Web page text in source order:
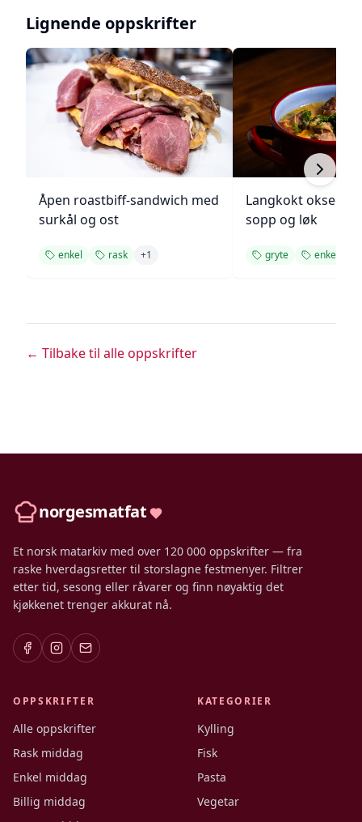
Lignende oppskrifter
Åpen roastbiff-sandwich med
surkål og ost
enkel rask +1
Langkokt
sopp og løk
gryte enkel
← Tilbake til alle oppskrifter
norgesmatfat
Et norsk matarkiv med over 120 000 oppskrifter — fra
raske hverdagsretter til storslagne festmenyer. Filtrer
etter tid, sesong eller råvarer og finn nøyaktig det
kjøkkenet trenger akkurat nå.
OPPSKRIFTER
Alle oppskrifter
Rask middag
Enkel middag
Billig middag
KATEGORIER
Kylling
Fisk
Pasta
Vegetar